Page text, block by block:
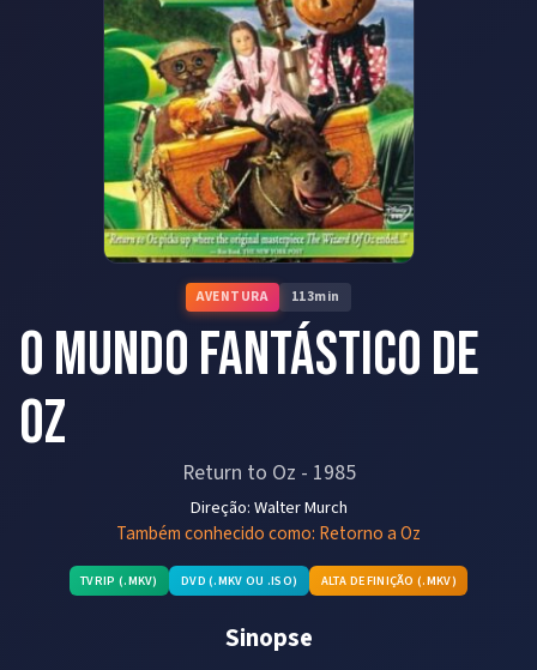
AVENTURA 113min
O Mundo Fantástico de
Oz
Return to Oz - 1985
Direção:Walter Murch
Também conhecido como: Retorno a Oz
TVRIP (.MKV) DVD (.MKV OU .ISO) ALTA DEFINIÇÃO (.MKV)
Sinopse